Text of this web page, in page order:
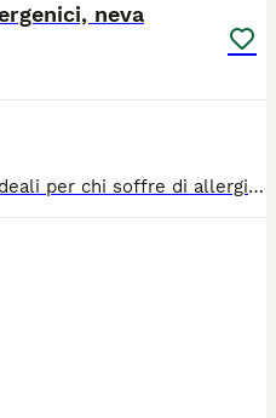
neva
Splendidi cuccioli di razza Siberiana, ideali per chi soffre di allergie, cercano una nuova famiglia! Consegnati con libretto sanitario ufficiale; Prima visita veterinaria effettuata, già vaccinati e sverminati; I cuccioli sono autonomi, già abituati all'uso della lettiera e del tiragraffi; Allevati in casa con amore e costante contatto umano. Disponibili per la consegna a fine agosto. Per informazioni e costi contattare in privato. NON IN REGALO !